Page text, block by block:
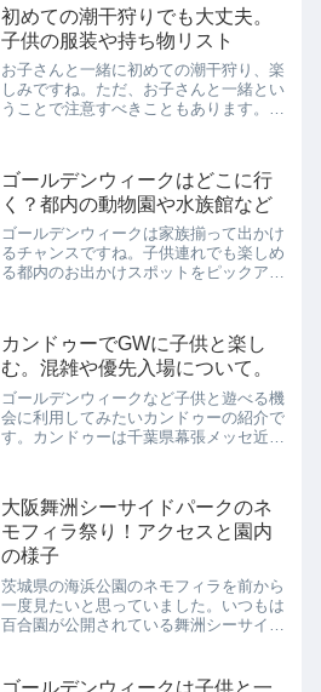
ね。アサリの持ち帰り方や家に帰ってか
らの砂抜き、塩抜きの手順な...
初めての潮干狩りでも大丈夫。
子供の服装や持ち物リスト
お子さんと一緒に初めての潮干狩り、楽
しみですね。ただ、お子さんと一緒とい
うことで注意すべきこともあります。服
潮干狩りに出かける前の準備についての
ご紹介です。
ゴールデンウィークはどこに行
く？都内の動物園や水族館など
ゴールデンウィークは家族揃って出かけ
るチャンスですね。子供連れでも楽しめ
る都内のお出かけスポットをピックアッ
カンドゥーでGWに子供と楽し
む。混雑や優先入場について。
ゴールデンウィークなど子供と遊べる機
会に利用してみたいカンドゥーの紹介で
す。カンドゥーは千葉県幕張メッセ近く
体験できて、とても面白そうですね。
大阪舞洲シーサイドパークのネ
モフィラ祭り！アクセスと園内
の様子
茨城県の海浜公園のネモフィラを前から
一度見たいと思っていました。いつもは
百合園が公開されている舞洲シーサイド
くしかない！ということで行ってきまし